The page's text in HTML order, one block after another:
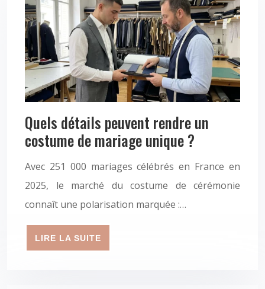
Quels détails peuvent rendre un
costume de mariage unique ?
Avec 251 000 mariages célébrés en France en
2025, le marché du costume de cérémonie
connaît une polarisation marquée :…
LIRE LA SUITE